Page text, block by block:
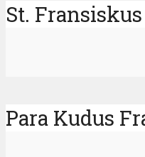
St.
Para Kudus